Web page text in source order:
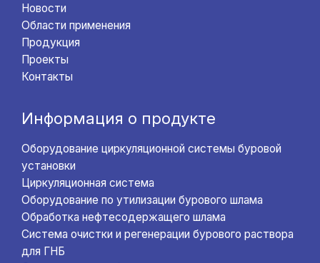
Новости
Области применения
Продукция
Проекты
Контакты
Информация о продукте
Оборудование циркуляционной системы буровой
установки
Циркуляционная система
Оборудование по утилизации бурового шлама
Обработка нефтесодержащего шлама
Система очистки и регенерации бурового раствора
для ГНБ